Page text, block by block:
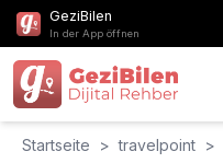
GeziBilen
In der App öffnen
Startseite > travelpoint >